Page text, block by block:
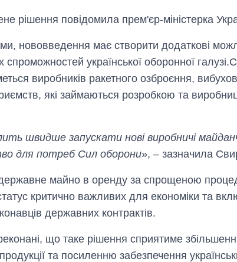
рішення повідомила прем'єр-міністерка
нововведення має створити додаткові
спроможностей української оборонної
виробників ракетного озброєння,
які займаються розробкою та
швидше запускати нові виробничі
для потреб Сил оборони», – зазначила
майно в оренду за спрощеною
критично важливих для економіки та
державних контрактів.
що таке рішення сприятиме
та посиленню забезпечення